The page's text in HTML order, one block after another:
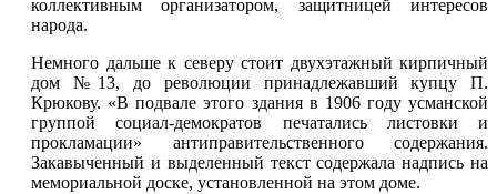
коллективным организатором, защитницей интересов
народа.
Немного дальше к северу стоит двухэтажный кирпичный
дом №13, до революции принадлежавший купцу П.
Крюкову. «В подвале этого здания в 1906 году усманской
группой социал-демократов печатались листовки и
прокламации» антиправительственного содержания.
Закавыченный и выделенный текст содержала надпись на
мемориальной доске, установленной на этом доме.